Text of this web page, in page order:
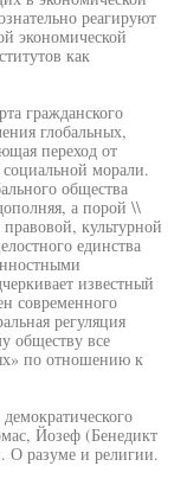
реагируют
экономической
как
гражданского
глобальных,
переход от
морали.
общества
а порой \\
культурной
единства
известный
современного
регуляция
обществу все
по отношению к
Йозеф (Бенедикт
О разуме и религии.